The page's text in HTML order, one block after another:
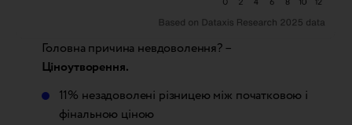
Головна причина невдоволення? –
Ціноутворення.
11% незадоволені різницею між початковою і
фінальною ціною